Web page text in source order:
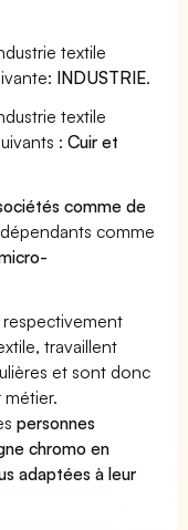
textile
INDUSTRIE.
textile
:Cuir et
comme de
comme
travaillent
et sont donc
métier.
personnes
chromo en
adaptées à leur